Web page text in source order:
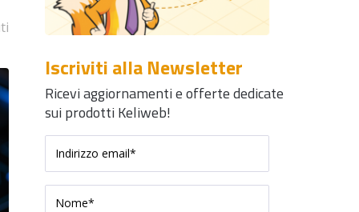
Iscriviti alla Newsletter
Ricevi aggiornamenti e offerte dedicate
sui prodotti Keliweb!